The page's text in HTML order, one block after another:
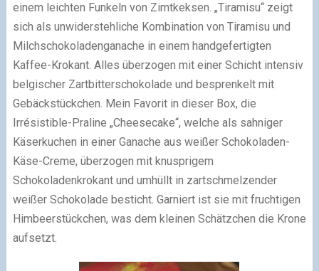
einem leichten Funkeln von Zimtkeksen. „Tiramisu“ zeigt
sich als unwiderstehliche Kombination von Tiramisu und
Milchschokoladenganache in einem handgefertigten
Kaffee-Krokant. Alles überzogen mit einer Schicht intensiv
belgischer Zartbitterschokolade und besprenkelt mit
Gebäckstückchen. Mein Favorit in dieser Box, die
Irrésistible-Praline „Cheesecake“, welche als sahniger
Käserkuchen in einer Ganache aus weißer Schokoladen-
Käse-Creme, überzogen mit knusprigem
Schokoladenkrokant und umhüllt in zartschmelzender
weißer Schokolade besticht. Garniert ist sie mit fruchtigen
Himbeerstückchen, was dem kleinen Schätzchen die Krone
aufsetzt.